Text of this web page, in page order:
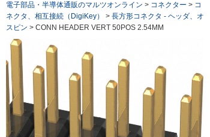
電子部品・半導体通販のマルツオンライン > コネクター > コ
ネクタ、相互接続（DigiKey）
> 長方形コネクタ - ヘッダ、オ
スピン > CONN HEADER VERT 50POS 2.54MM